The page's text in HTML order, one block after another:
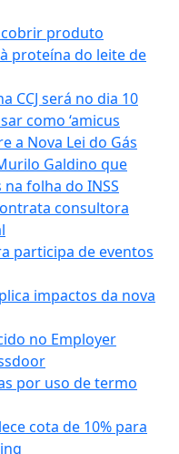
cobrir produto
proteína do leite de
CCJ será no dia 10
como ‘amicus
a Nova Lei do Gás
Galdino que
folha do INSS
consultora
participa de eventos
impactos da nova
no Employer
por uso de termo
cota de 10% para